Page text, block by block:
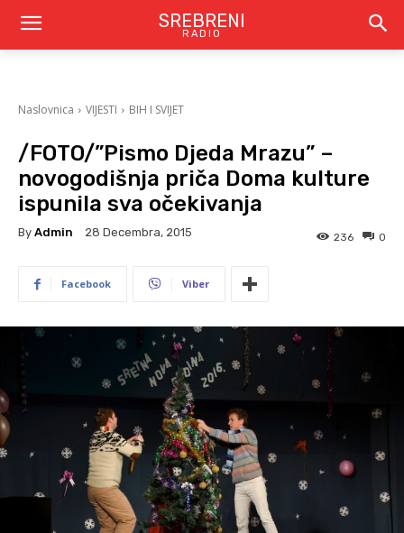
SREBRENI
RADIO
Naslovnica VIJESTI BIH I SVIJET
/FOTO/”Pismo Djeda Mrazu” –
novogodišnja priča Doma kulture
ispunila sva očekivanja
By Admin 28 Decembra, 2015 0
236
Facebook Viber